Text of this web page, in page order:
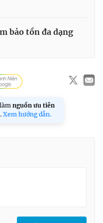
bảo tồn đa dạng
làm nguồn ưu tiên
Xem hướng dẫn.